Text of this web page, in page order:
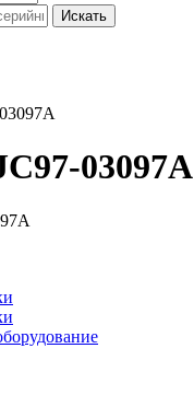
Искать
03097A